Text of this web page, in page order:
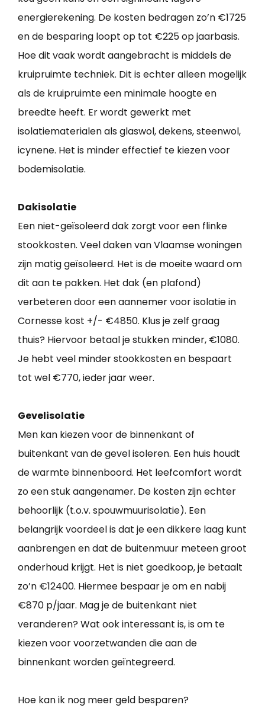
energierekening. De kosten bedragen zo’n €1725
en de besparing loopt op tot €225 op jaarbasis.
Hoe dit vaak wordt aangebracht is middels de
kruipruimte techniek. Dit is echter alleen mogelijk
als de kruipruimte een minimale hoogte en
breedte heeft. Er wordt gewerkt met
isolatiematerialen als glaswol, dekens, steenwol,
icynene. Het is minder effectief te kiezen voor
bodemisolatie.
Dakisolatie
Een niet-geïsoleerd dak zorgt voor een flinke
stookkosten. Veel daken van Vlaamse woningen
zijn matig geïsoleerd. Het is de moeite waard om
dit aan te pakken. Het dak (en plafond)
verbeteren door een aannemer voor isolatie in
Cornesse kost +/- €4850. Klus je zelf graag
thuis? Hiervoor betaal je stukken minder, €1080.
Je hebt veel minder stookkosten en bespaart
tot wel €770, ieder jaar weer.
Gevelisolatie
Men kan kiezen voor de binnenkant of
buitenkant van de gevel isoleren. Een huis houdt
de warmte binnenboord. Het leefcomfort wordt
zo een stuk aangenamer. De kosten zijn echter
behoorlijk (t.o.v. spouwmuurisolatie). Een
belangrijk voordeel is dat je een dikkere laag kunt
aanbrengen en dat de buitenmuur meteen groot
onderhoud krijgt. Het is niet goedkoop, je betaalt
zo’n €12400. Hiermee bespaar je om en nabij
€870 p/jaar. Mag je de buitenkant niet
veranderen? Wat ook interessant is, is om te
kiezen voor voorzetwanden die aan de
binnenkant worden geïntegreerd.
Hoe kan ik nog meer geld besparen?